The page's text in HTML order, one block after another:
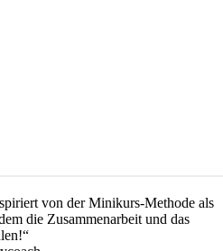
von der Minikurs-Methode als
die Zusammenarbeit und das